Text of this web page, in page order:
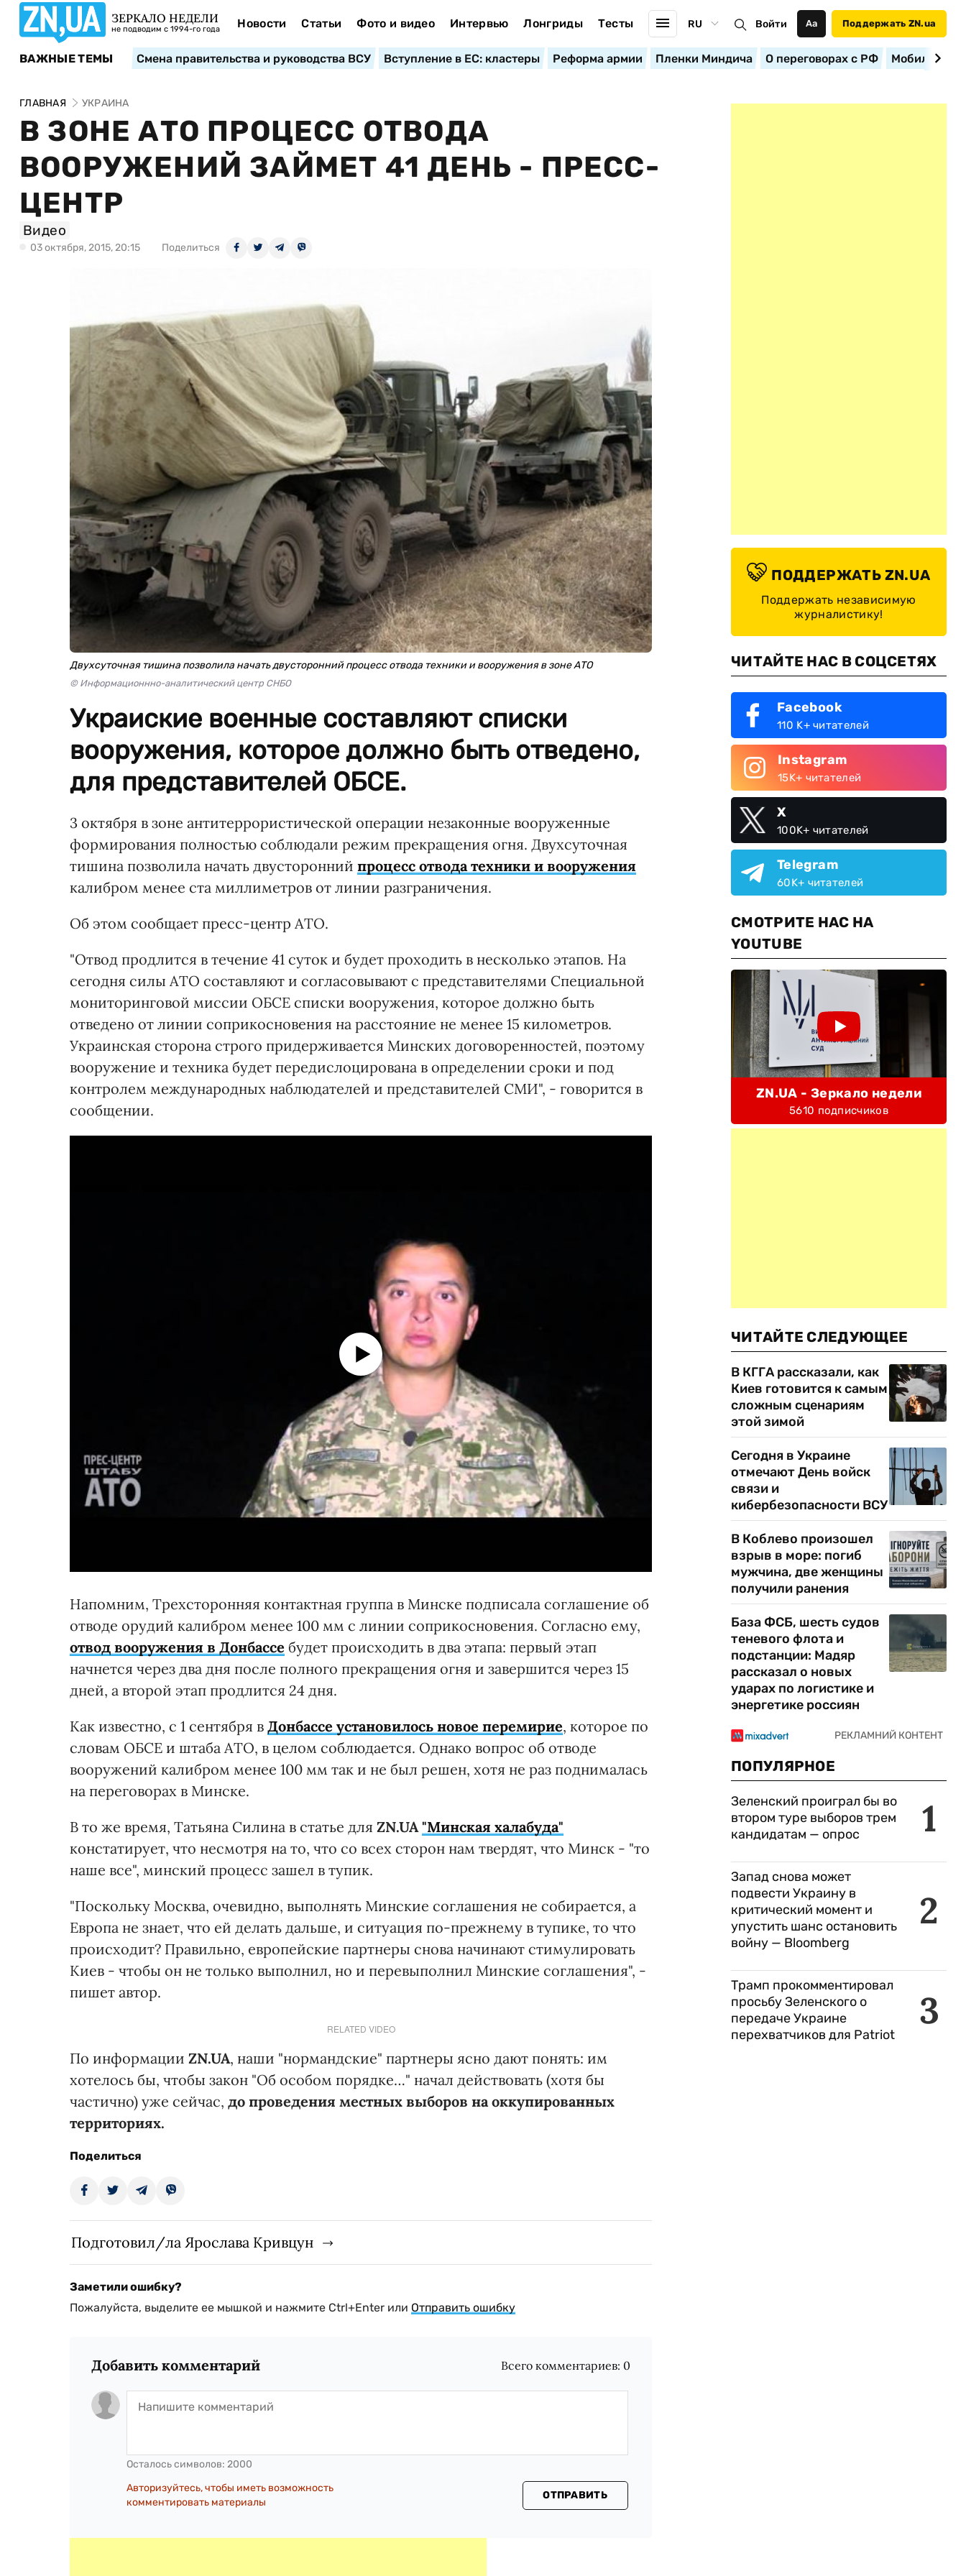
ЗЕРКАЛО НЕДЕЛИ
не подводим с 1994-го года Новости Статьи Фото и видео Интервью Лонгриды Тесты RU Войти Аа Поддержать ZN.ua
ВАЖНЫЕ ТЕМЫ Смена правительства и руководства ВСУ Вступление в ЕС: кластеры Реформа армии Пленки Миндича О переговорах с РФ
ГЛАВНАЯ УКРАИНА
В ЗОНЕ АТО ПРОЦЕСС ОТВОДА
ВООРУЖЕНИЙ ЗАЙМЕТ 41 ДЕНЬ - ПРЕСС-
ЦЕНТР
Видео
03 октября, 2015, 20:15 Поделиться
Двухсуточная тишина позволила начать двусторонний процесс отвода техники и вооружения в зоне АТО
© Информационнно-аналитический центр СНБО
Украиские военные составляют списки
вооружения, которое должно быть отведено,
для представителей ОБСЕ.
3 октября в зоне антитеррористической операции незаконные вооруженные
формирования полностью соблюдали режим прекращения огня. Двухсуточная
тишина позволила начать двусторонний процесс отвода техники и вооружения
калибром менее ста миллиметров от линии разграничения.
Об этом сообщает пресс-центр АТО.
"Отвод продлится в течение 41 суток и будет проходить в несколько этапов. На
сегодня силы АТО составляют и согласовывают с представителями Специальной
мониторинговой миссии ОБСЕ списки вооружения, которое должно быть
отведено от линии соприкосновения на расстояние не менее 15 километров.
Украинская сторона строго придерживается Минских договоренностей, поэтому
вооружение и техника будет передислоцирована в определении сроки и под
контролем международных наблюдателей и представителей СМИ", - говорится в
сообщении.
Напомним, Трехсторонняя контактная группа в Минске подписала соглашение об
отводе орудий калибром менее 100 мм с линии соприкосновения. Согласно ему,
отвод вооружения в Донбассе будет происходить в два этапа: первый этап
начнется через два дня после полного прекращения огня и завершится через 15
дней, а второй этап продлится 24 дня.
Как известно, с 1 сентября в Донбассе установилось новое перемирие, которое по
словам ОБСЕ и штаба АТО, в целом соблюдается. Однако вопрос об отводе
вооружений калибром менее 100 мм так и не был решен, хотя не раз поднималась
на переговорах в Минске.
В то же время, Татьяна Силина в статье для ZN.UA "Минская халабуда"
констатирует, что несмотря на то, что со всех сторон нам твердят, что Минск - "то
наше все", минский процесс зашел в тупик.
"Поскольку Москва, очевидно, выполнять Минские соглашения не собирается, а
Европа не знает, что ей делать дальше, и ситуация по-прежнему в тупике, то что
происходит? Правильно, европейские партнеры снова начинают стимулировать
Киев - чтобы он не только выполнил, но и перевыполнил Минские соглашения", -
пишет автор.
RELATED VIDEO
По информации ZN.UA, наши "нормандские" партнеры ясно дают понять: им
хотелось бы, чтобы закон "Об особом порядке…" начал действовать (хотя бы
частично) уже сейчас, до проведения местных выборов на оккупированных
территориях.
Поделиться
Подготовил/ла Ярослава Кривцун
Заметили ошибку?
Пожалуйста, выделите ее мышкой и нажмите Ctrl+Enter или Отправить ошибку
Добавить комментарий Всего комментариев: 0
Осталось символов: 2000
Авторизуйтесь, чтобы иметь возможность
комментировать материалы
ОТПРАВИТЬ
ПОДДЕРЖАТЬ ZN.UA
Поддержать независимую
журналистику!
ЧИТАЙТЕ НАС В СОЦСЕТЯХ
Facebook
110 K+ читателей
Instagram
15K+ читателей
X
100K+ читателей
Telegram
60K+ читателей
СМОТРИТЕ НАС НА
YOUTUBE
ZN.UA - Зеркало недели
5610 подписчиков
ЧИТАЙТЕ СЛЕДУЮЩЕЕ
В КГГА рассказали, как
Киев готовится к самым
сложным сценариям
этой зимой
Сегодня в Украине
отмечают День войск
связи и
кибербезопасности ВСУ
В Коблево произошел
взрыв в море: погиб
мужчина, две женщины
получили ранения
База ФСБ, шесть судов
теневого флота и
подстанции: Мадяр
рассказал о новых
ударах по логистике и
энергетике россиян
ПОПУЛЯРНОЕ
1
Зеленский проиграл бы во
втором туре выборов трем
кандидатам — опрос
2
Запад снова может
подвести Украину в
критический момент и
упустить шанс остановить
войну — Bloomberg
3
Трамп прокомментировал
просьбу Зеленского о
передаче Украине
перехватчиков для Patriot